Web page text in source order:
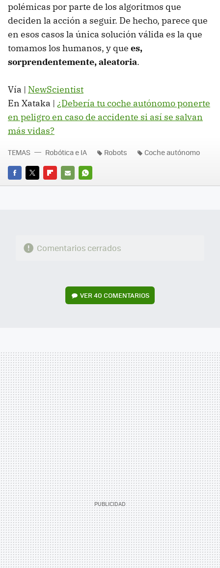
polémicas por parte de los algoritmos que
deciden la acción a seguir. De hecho, parece que
en esos casos la única solución válida es la que
tomamos los humanos, y que es,
sorprendentemente, aleatoria.
Vía | NewScientist
En Xataka | ¿Debería tu coche autónomo ponerte
en peligro en caso de accidente si así se salvan
más vidas?
FACEBOOK
TWITTERFLIPBOARD
E-
WHATSAPP
TEMAS Robótica e IA Robots Coche autónomo
Comentarios cerrados
VER40 COMENTARIOS